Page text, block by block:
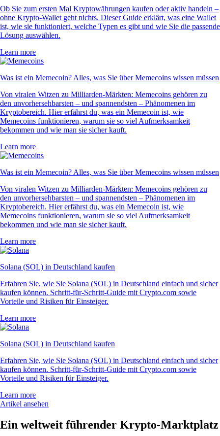
Ob Sie zum ersten Mal Kryptowährungen kaufen oder aktiv handeln –
ohne Krypto-Wallet geht nichts. Dieser Guide erklärt, was eine Wallet
ist, wie sie funktioniert, welche Typen es gibt und wie Sie die passende
Lösung auswählen.
Learn more
Was ist ein Memecoin? Alles, was Sie über Memecoins wissen müssen
Von viralen Witzen zu Milliarden-Märkten: Memecoins gehören zu
den unvorhersehbarsten – und spannendsten – Phänomenen im
Kryptobereich. Hier erfährst du, was ein Memecoin ist, wie
Memecoins funktionieren, warum sie so viel Aufmerksamkeit
bekommen und wie man sie sicher kauft.
Learn more
Was ist ein Memecoin? Alles, was Sie über Memecoins wissen müssen
Von viralen Witzen zu Milliarden-Märkten: Memecoins gehören zu
den unvorhersehbarsten – und spannendsten – Phänomenen im
Kryptobereich. Hier erfährst du, was ein Memecoin ist, wie
Memecoins funktionieren, warum sie so viel Aufmerksamkeit
bekommen und wie man sie sicher kauft.
Learn more
Solana (SOL) in Deutschland kaufen
Erfahren Sie, wie Sie Solana (SOL) in Deutschland einfach und sicher
kaufen können. Schritt-für-Schritt-Guide mit Crypto.com sowie
Vorteile und Risiken für Einsteiger.
Learn more
Solana (SOL) in Deutschland kaufen
Erfahren Sie, wie Sie Solana (SOL) in Deutschland einfach und sicher
kaufen können. Schritt-für-Schritt-Guide mit Crypto.com sowie
Vorteile und Risiken für Einsteiger.
Learn more
Artikel ansehen
Ein weltweit führender Krypto-Marktplatz